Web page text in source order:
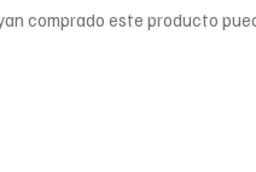
comprado este producto